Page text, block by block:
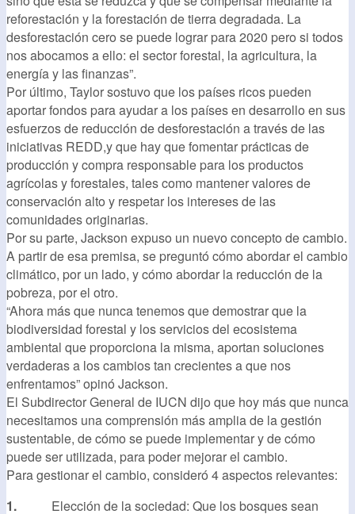
reforestación y la forestación de tierra degradada. La
desforestación cero se puede lograr para 2020 pero si todos
nos abocamos a ello: el sector forestal, la agricultura, la
energía y las finanzas”.
Por último, Taylor sostuvo que los países ricos pueden
aportar fondos para ayudar a los países en desarrollo en sus
esfuerzos de reducción de desforestación a través de las
iniciativas REDD,y que hay que fomentar prácticas de
producción y compra responsable para los productos
agrícolas y forestales, tales como mantener valores de
conservación alto y respetar los intereses de las
comunidades originarias.
Por su parte, Jackson expuso un nuevo concepto de cambio.
A partir de esa premisa, se preguntó cómo abordar el cambio
climático, por un lado, y cómo abordar la reducción de la
pobreza, por el otro.
“Ahora más que nunca tenemos que demostrar que la
biodiversidad forestal y los servicios del ecosistema
ambiental que proporciona la misma, aportan soluciones
verdaderas a los cambios tan crecientes a que nos
enfrentamos” opinó Jackson.
El Subdirector General de IUCN dijo que hoy más que nunca
necesitamos una comprensión más amplia de la gestión
sustentable, de cómo se puede implementar y de cómo
puede ser utilizada, para poder mejorar el cambio.
Para gestionar el cambio, consideró 4 aspectos relevantes:
1. Elección de la sociedad: Que los bosques sean